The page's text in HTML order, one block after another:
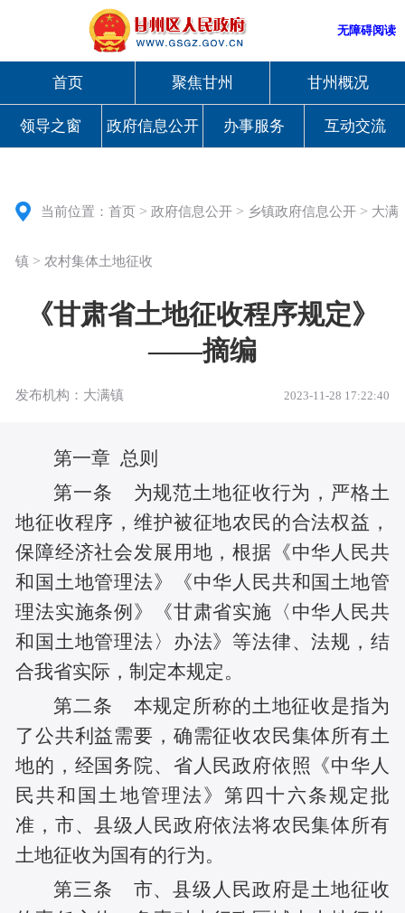
无障碍阅读
首页 聚焦甘州 甘州概况
领导之窗 政府信息公开 办事服务 互动交流
当前位置：首页 >政府信息公开 > 乡镇政府信息公开 > 大满
镇 >农村集体土地征收
《甘肃省土地征收程序规定》
——摘编
发布机构：大满镇 2023-11-28 17:22:40
第一章 总则
第一条 为规范土地征收行为，严格土
地征收程序，维护被征地农民的合法权益，
保障经济社会发展用地，根据《中华人民共
和国土地管理法》《中华人民共和国土地管
理法实施条例》《甘肃省实施〈中华人民共
和国土地管理法〉办法》等法律、法规，结
合我省实际，制定本规定。
第二条 本规定所称的土地征收是指为
了公共利益需要，确需征收农民集体所有土
地的，经国务院、省人民政府依照《中华人
民共和国土地管理法》第四十六条规定批
准，市、县级人民政府依法将农民集体所有
土地征收为国有的行为。
第三条 市、县级人民政府是土地征收